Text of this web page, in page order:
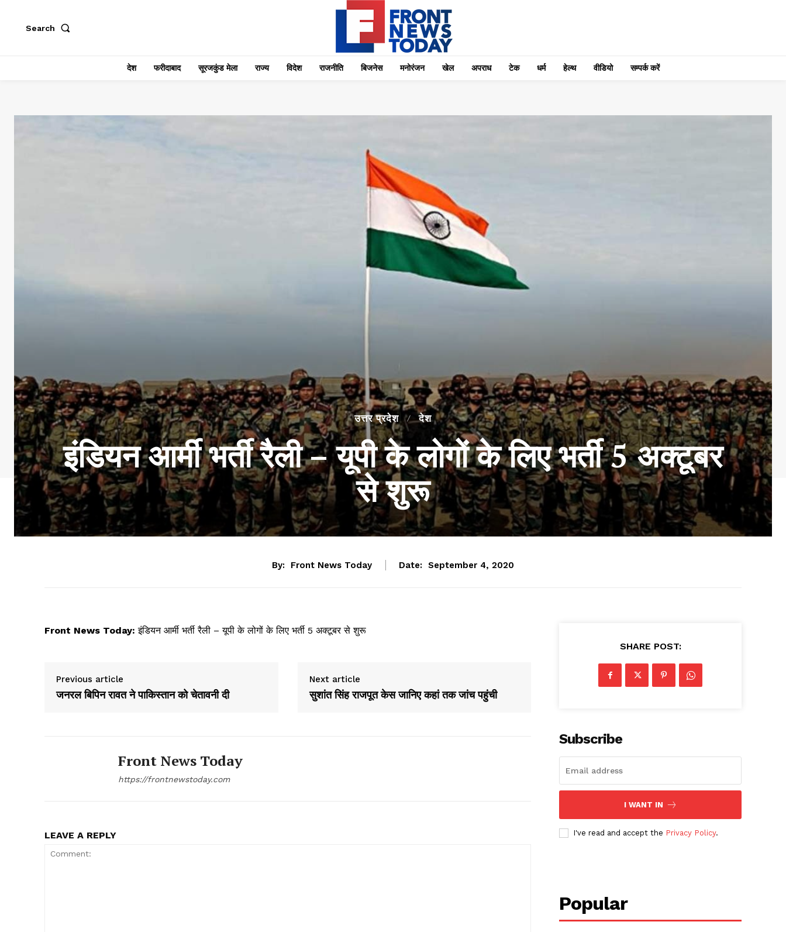
Search
देश फरीदाबाद सूरजकुंड मेला राज्‍य विदेश राजनीति बिजनेस मनोरंजन खेल अपराध टेक धर्म हेल्थ वीडियो सम्पर्क करें
उत्तर प्रदेश देश
इंडियन आर्मी भर्ती रैली – यूपी के लोगों के लिए भर्ती 5 अक्टूबर
से शुरू
By: Front News Today Date: September 4, 2020
Front News Today: इंडियन आर्मी भर्ती रैली – यूपी के लोगों के लिए भर्ती 5 अक्टूबर से शुरू
Previous article
जनरल बिपिन रावत ने पाकिस्तान को चेतावनी दी
Next article
सुशांत सिंह राजपूत केस जानिए कहां तक जांच पहुंची
Front News Today
https://frontnewstoday.com
LEAVE A REPLY
SHARE POST:
Subscribe
I WANT IN
I've read and accept the Privacy Policy.
Popular